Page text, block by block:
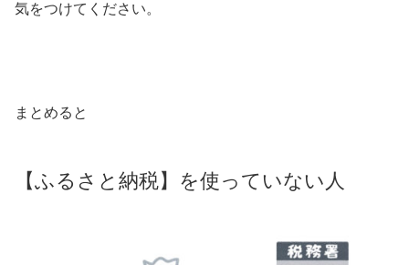
気をつけてください。
まとめると
【ふるさと納税】を使っていない人